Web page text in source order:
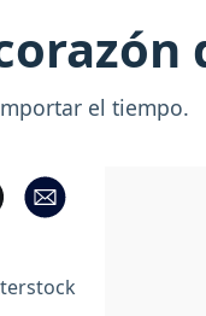
el tiempo.